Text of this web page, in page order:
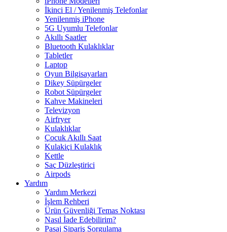
İkinci El / Yenilenmiş Telefonlar
Yenilenmiş iPhone
5G Uyumlu Telefonlar
Akıllı Saatler
Bluetooth Kulaklıklar
Tabletler
Laptop
Oyun Bilgisayarları
Dikey Süpürgeler
Robot Süpürgeler
Kahve Makineleri
Televizyon
Airfryer
Kulaklıklar
Çocuk Akıllı Saat
Kulakiçi Kulaklık
Kettle
Saç Düzleştirici
Airpods
Yardım
Yardım Merkezi
İşlem Rehberi
Ürün Güvenliği Temas Noktası
Nasıl İade Edebilirim?
Pasaj Sipariş Sorgulama